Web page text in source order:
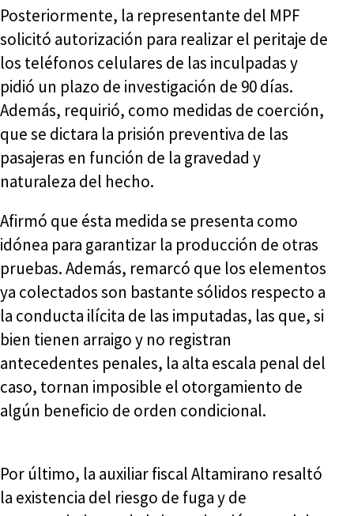
Posteriormente, la representante del MPF
solicitó autorización para realizar el peritaje de
los teléfonos celulares de las inculpadas y
pidió un plazo de investigación de 90 días.
Además, requirió, como medidas de coerción,
que se dictara la prisión preventiva de las
pasajeras en función de la gravedad y
naturaleza del hecho.
Afirmó que ésta medida se presenta como
idónea para garantizar la producción de otras
pruebas. Además, remarcó que los elementos
ya colectados son bastante sólidos respecto a
la conducta ilícita de las imputadas, las que, si
bien tienen arraigo y no registran
antecedentes penales, la alta escala penal del
caso, tornan imposible el otorgamiento de
algún beneficio de orden condicional.
Por último, la auxiliar fiscal Altamirano resaltó
la existencia del riesgo de fuga y de